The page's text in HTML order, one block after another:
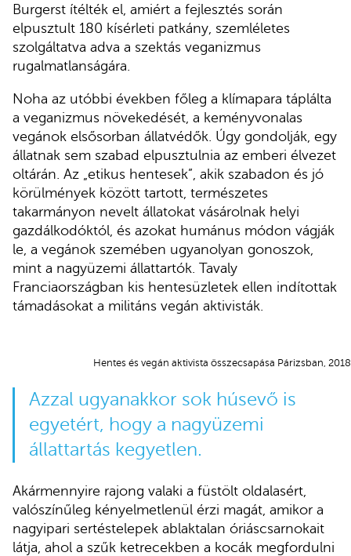
Burgerst ítélték el, amiért a fejlesztés során
elpusztult 180 kísérleti patkány, szemléletes
szolgáltatva adva a szektás veganizmus
rugalmatlanságára.
Noha az utóbbi években főleg a klímapara táplálta
a veganizmus növekedését, a keményvonalas
vegánok elsősorban állatvédők. Úgy gondolják, egy
állatnak sem szabad elpusztulnia az emberi élvezet
oltárán. Az „etikus hentesek”, akik szabadon és jó
körülmények között tartott, természetes
takarmányon nevelt állatokat vásárolnak helyi
gazdálkodóktól, és azokat humánus módon vágják
le, a vegánok szemében ugyanolyan gonoszok,
mint a nagyüzemi állattartók. Tavaly
Franciaországban kis hentesüzletek ellen indítottak
támadásokat a militáns vegán aktivisták.
Hentes és vegán aktivista összecsapása Párizsban,
Azzal ugyanakkor sok húsevő is
egyetért, hogy a nagyüzemi
állattartás kegyetlen.
Akármennyire rajong valaki a füstölt oldalasért,
valószínűleg kényelmetlenül érzi magát, amikor a
nagyipari sertéstelepek ablaktalan óriáscsarnokait
látja, ahol a szűk ketrecekben a kocák megfordulni